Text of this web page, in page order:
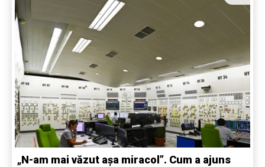
„N-am mai văzut așa miracol”. Cum a ajuns